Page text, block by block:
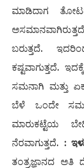
ಮಾಡಿದಾಗ
ಬರುತ್ತದೆ.
ಕಷ್ಟವಾಗುತ್ತದೆ.
ಸಮನಾಗಿ ಮತ್ತು
ಬೆಳೆ ಒಂದೇ
ಮಾರುಕಟ್ಟೆಯ
ನೆರವಾಗುತ್ತದೆ. :
ತಂತ್ರಜ್ಞಾನದ ಅತಿ